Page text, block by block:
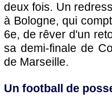
deux fois. Un
à Bologne, qui
6e, de rêver d'un
sa demi-finale de
de Marseille.
Un football de